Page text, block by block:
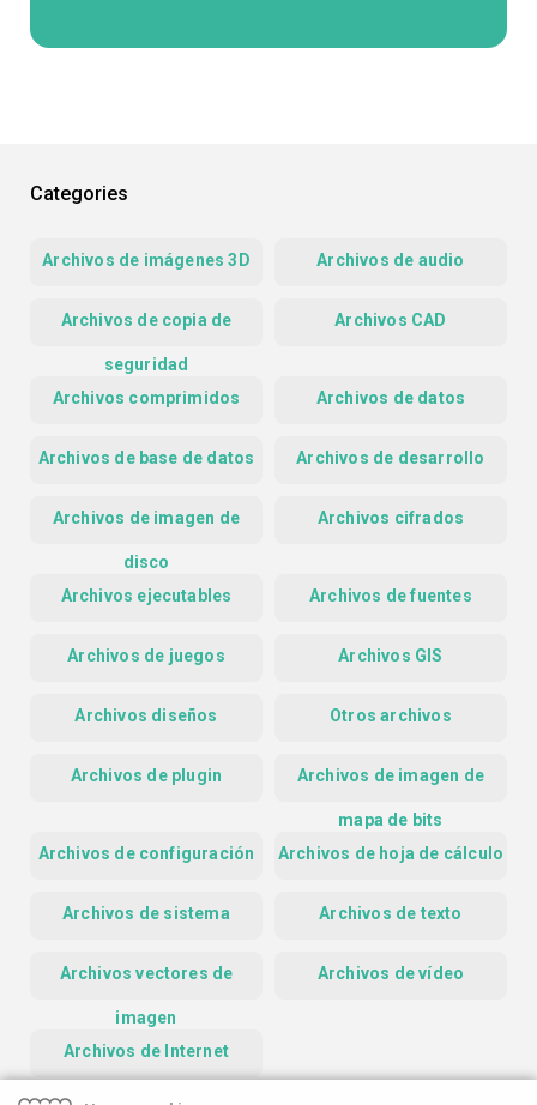
Categories
Archivos de imágenes 3D Archivos de audio
Archivos de copia de
seguridad
Archivos CAD
Archivos comprimidos Archivos de datos
Archivos de base de datos Archivos de desarrollo
Archivos de imagen de
disco
Archivos cifrados
Archivos ejecutables Archivos de fuentes
Archivos de juegos Archivos GIS
Archivos diseños Otros archivos
Archivos de plugin Archivos de imagen de
mapa de bits
Archivos de configuración
Archivos de hoja de cálculo
Archivos de sistema Archivos de texto
Archivos vectores de
imagen
Archivos de vídeo
Archivos de Internet